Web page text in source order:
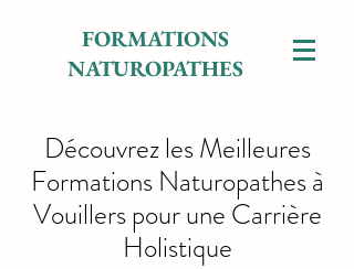
FORMATIONS
NATUROPATHES
Découvrez les Meilleures
Formations Naturopathes à
Vouillers pour une Carrière
Holistique